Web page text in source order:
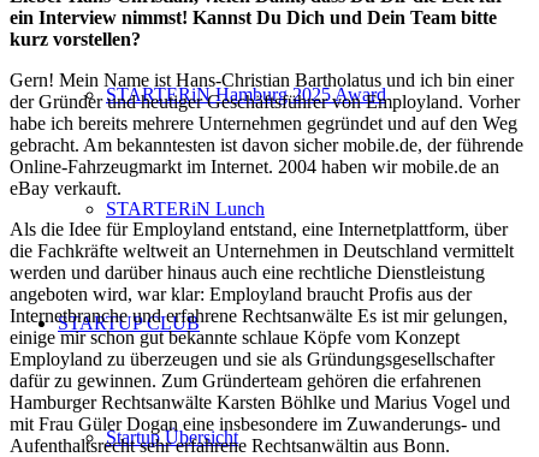
STARTERiN Hamburg 2025 Award
STARTERiN Lunch
STARTUP CLUB
Startup Übersicht
ein Interview nimmst! Kannst Du Dich und Dein Team bitte
kurz vorstellen?
Gern! Mein Name ist Hans-Christian Bartholatus und ich bin einer
der Gründer und heutiger Geschäftsführer von Employland. Vorher
habe ich bereits mehrere Unternehmen gegründet und auf den Weg
gebracht. Am bekanntesten ist davon sicher mobile.de, der führende
Online-Fahrzeugmarkt im Internet. 2004 haben wir mobile.de an
eBay verkauft.
Als die Idee für Employland entstand, eine Internetplattform, über
die Fachkräfte weltweit an Unternehmen in Deutschland vermittelt
werden und darüber hinaus auch eine rechtliche Dienstleistung
angeboten wird, war klar: Employland braucht Profis aus der
Internetbranche und erfahrene Rechtsanwälte Es ist mir gelungen,
einige mir schon gut bekannte schlaue Köpfe vom Konzept
Employland zu überzeugen und sie als Gründungsgesellschafter
dafür zu gewinnen. Zum Gründerteam gehören die erfahrenen
Hamburger Rechtsanwälte Karsten Böhlke und Marius Vogel und
mit Frau Güler Dogan eine insbesondere im Zuwanderungs- und
Aufenthaltsrecht sehr erfahrene Rechtsanwältin aus Bonn.